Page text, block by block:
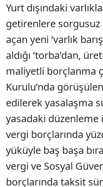
Yurt dışındaki
getirenlere sorgusuz
açan yeni ‘varlık
aldığı ‘torba’dan,
maliyetli borçlanma
Kurulu’nda
edilerek yasalaşma
yasadaki düzenleme
vergi borçlarında
yüküyle baş başa
vergi ve Sosyal
borçlarında taksit